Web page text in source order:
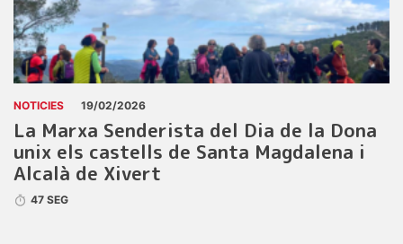
NOTICIES 19/02/2026
La Marxa Senderista del Dia de la Dona
unix els castells de Santa Magdalena i
Alcalà de Xivert
47 SEG